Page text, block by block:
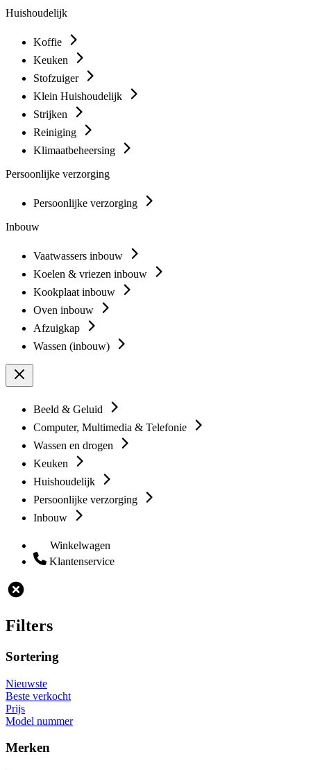
Huishoudelijk
Koffie
Keuken
Stofzuiger
Klein Huishoudelijk
Strijken
Reiniging
Klimaatbeheersing
Persoonlijke verzorging
Persoonlijke verzorging
Inbouw
Vaatwassers inbouw
Koelen & vriezen inbouw
Kookplaat inbouw
Oven inbouw
Afzuigkap
Wassen (inbouw)
Beeld & Geluid
Computer, Multimedia & Telefonie
Wassen en drogen
Keuken
Huishoudelijk
Persoonlijke verzorging
Inbouw
Winkelwagen
Klantenservice
Filters
Sortering
Nieuwste
Beste verkocht
Prijs
Model nummer
Merken